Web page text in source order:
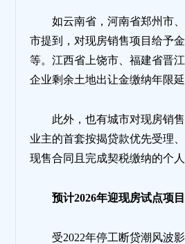
如云南省，河南省郑州市
市提到，对现房销售项目给予
等。江西省上饶市、福建省晋
企业剩余土地出让金缴纳年限
此外，也有城市对现房销
业主的首套按揭贷款优先受理
现售合同且完成契税缴纳的个
预计2026年迎现房试点项
受2022年停工断贷潮风波